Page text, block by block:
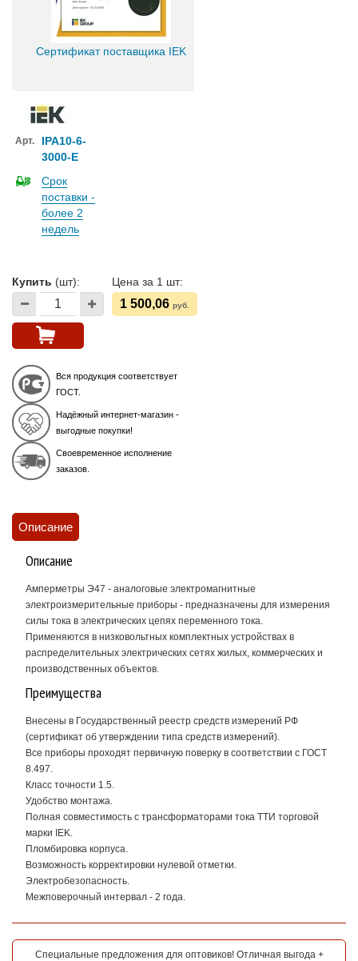
Сертификат поставщика IEK
Арт.
IPA10-6-
3000-E
Срок
поставки -
более 2
недель
Купить (шт): Цена за 1 шт:
1 500,06 руб.
Вся продукция соответствует
ГОСТ.
Надёжный интернет-магазин -
выгодные покупки!
Своевременное исполнение
заказов.
Описание
Описание
Амперметры Э47 - аналоговые электромагнитные
электроизмерительные приборы - предназначены для измерения
силы тока в электрических цепях переменного тока.
Применяются в низковольтных комплектных устройствах в
распределительных электрических сетях жилых, коммерческих и
производственных объектов.
Преимущества
Внесены в Государственный реестр средств измерений РФ
(сертификат об утверждении типа средств измерений).
Все приборы проходят первичную поверку в соответствии с ГОСТ
8.497.
Класс точности 1.5.
Удобство монтажа.
Полная совместимость с трансформаторами тока ТТИ торговой
марки IEK.
Пломбировка корпуса.
Возможность корректировки нулевой отметки.
Электробезопасность.
Межповерочный интервал - 2 года.
Специальные предложения для оптовиков! Отличная выгода +